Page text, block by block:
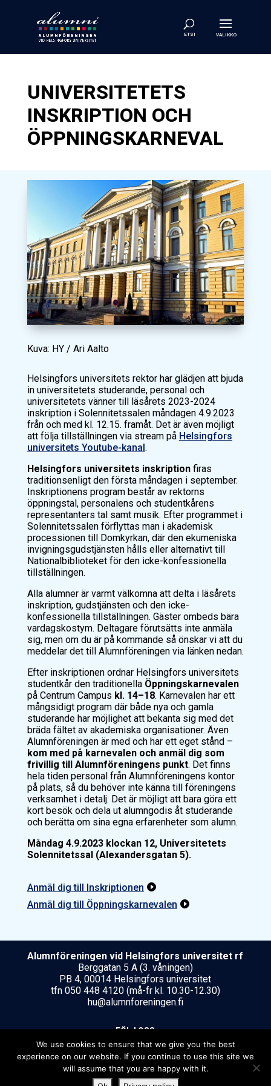
UNIVERSITETETS
INSKRIPTION OCH
ÖPPNINGSKARNEVAL
Kuva: HY / Ari Aalto
Helsingfors universitets rektor har glädjen att bjuda
in universitetets studerande, personal och
universitetets vänner till läsårets 2023-2024
inskription i Solennitetssalen måndagen 4.9.2023
från och med kl. 12.15. framåt. Det är även möjligt
att följa tillställningen via stream på Helsingfors
universitets Youtube-kanal.
Helsingfors universitets inskriptionfiras
traditionsenligt den första måndagen i september.
Inskriptionens program består av rektorns
öppningstal, personalens och studentkårens
representanters tal samt musik. Efter programmet i
Solennitetssalen förflyttas man i akademisk
processionen till Domkyrkan, där den ekumeniska
invigningsgudstjänsten hålls eller alternativt till
Nationalbiblioteket för den icke-konfessionella
tillställningen.
Alla alumner är varmt välkomna att delta i läsårets
inskription, gudstjänsten och den icke-
konfessionella tillställningen. Gäster ombeds bära
vardagskostym. Deltagare förutsätts inte anmäla
sig, men om du är på kommande så önskar vi att du
meddelar det till Alumnföreningen via länken nedan.
Efter inskriptionen ordnar Helsingfors universitets
studentkår den traditionella Öppningskarnevalen
på Centrum Campus kl. 14–18. Karnevalen har ett
mångsidigt program där både nya och gamla
studerande har möjlighet att bekanta sig med det
bräda fältet av akademiska organisationer. Även
Alumnföreningen är med och har ett eget stånd –
kom med på karnevalen och anmäl dig som
frivillig till Alumnföreningens punkt. Det finns
hela tiden personal från Alumnföreningens kontor
på plats, så du behöver inte känna till föreningens
verksamhet i detalj. Det är möjligt att bara göra ett
kort besök och dela ut alumngodis åt studerande
och berätta om sina egna erfarenheter som alumn.
Måndag 4.9.2023 klockan 12, Universitetets
Solennitetssal (Alexandersgatan 5).
Anmäl dig till Inskriptionen 
Anmäl dig till Öppningskarnevalen 
Alumnföreningen vid Helsing­fors uni­ver­si­tet rf
Berggatan 5 A (3. våningen)
PB 4, 00014 Helsingfors universitet
tfn 050 448 4120 (må-fr kl. 10.30-12.30)
hu@alumnforeningen.fi
FÖLJ OSS
We use cookies to ensure that we give you the best
experience on our website. If you continue to use this site we
will assume that you are happy with it.